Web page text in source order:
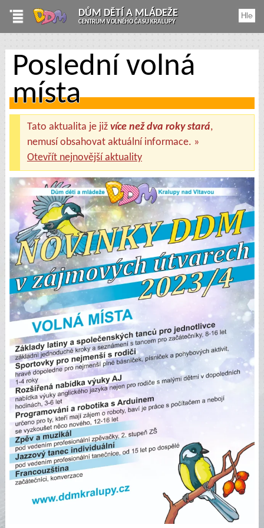
DŮM DĚTÍ A MLÁDEŽE
CENTRUM VOLNÉHO ČASU KRALUPY
Poslední volná
místa
Tato aktualita je již více než dva roky stará,
nemusí obsahovat aktuální informace. »
Otevřít nejnovější aktuality